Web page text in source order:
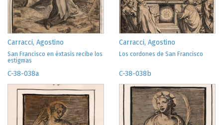
Carracci, Agostino
San Francisco en éxtasis recibe los
estigmas
Carracci, Agostino
Los cordones de San Francisco
C-38-038a C-38-038b